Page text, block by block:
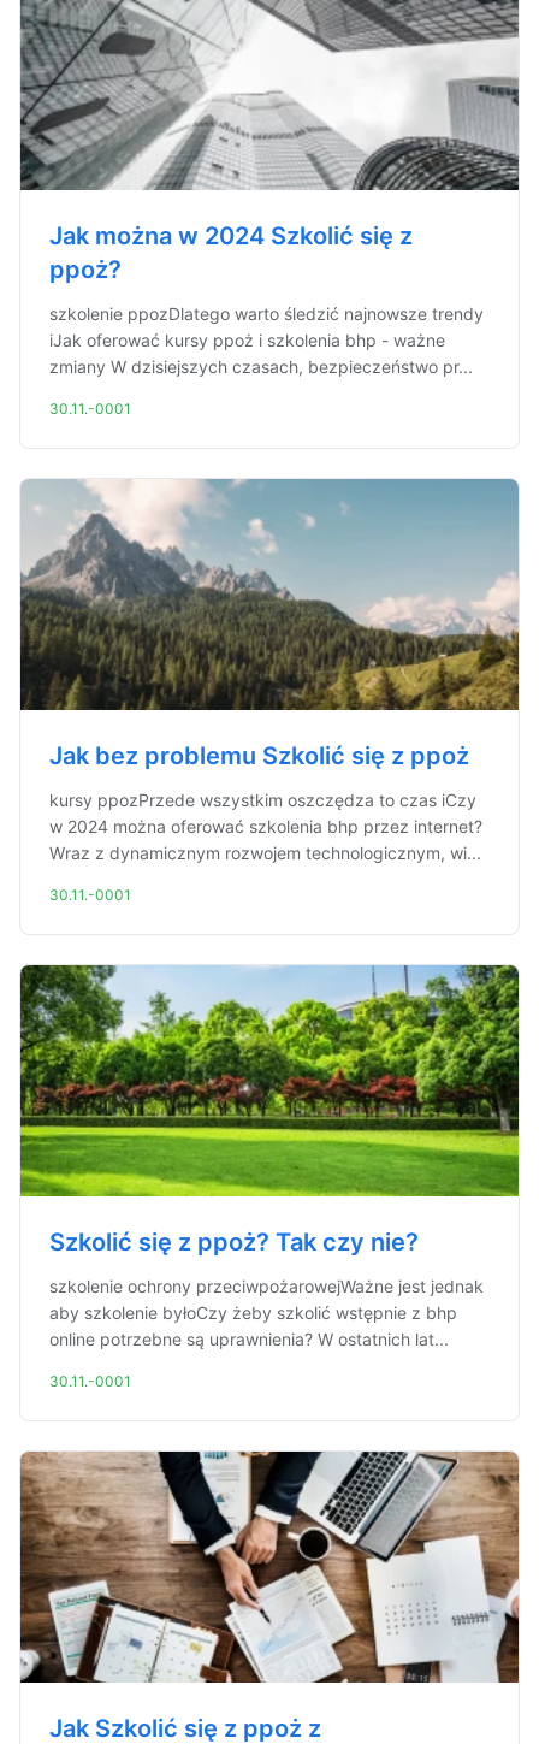
Jak można w 2024 Szkolić się z
ppoż?
szkolenie ppozDlatego warto śledzić najnowsze trendy
iJak oferować kursy ppoż i szkolenia bhp - ważne
zmiany W dzisiejszych czasach, bezpieczeństwo pr...
30.11.-0001
Jak bez problemu Szkolić się z ppoż
kursy ppozPrzede wszystkim oszczędza to czas iCzy
w 2024 można oferować szkolenia bhp przez internet?
Wraz z dynamicznym rozwojem technologicznym, wi...
30.11.-0001
Szkolić się z ppoż? Tak czy nie?
szkolenie ochrony przeciwpożarowejWażne jest jednak
aby szkolenie byłoCzy żeby szkolić wstępnie z bhp
online potrzebne są uprawnienia? W ostatnich lat...
30.11.-0001
Jak Szkolić się z ppoż z